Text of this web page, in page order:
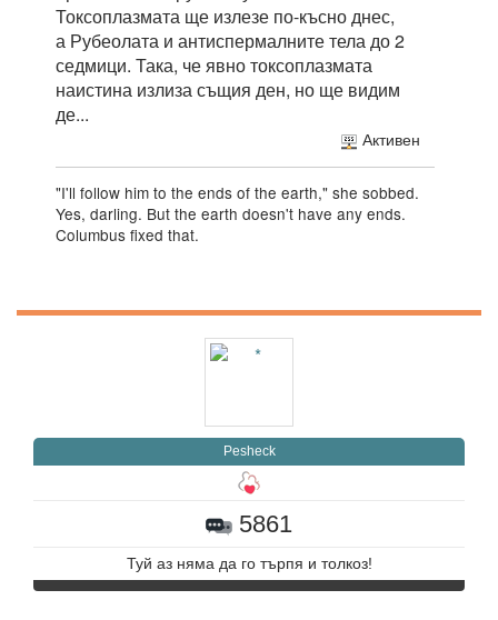
Токсоплазмата ще излезе по-късно днес,
а Рубеолата и антиспермалните тела до 2
седмици. Така, че явно токсоплазмата
наистина излиза същия ден, но ще видим
де...
Активен
"I'll follow him to the ends of the earth," she sobbed.
Yes, darling. But the earth doesn't have any ends.
Columbus fixed that.
Pesheck
5861
Туй аз няма да го търпя и толкоз!